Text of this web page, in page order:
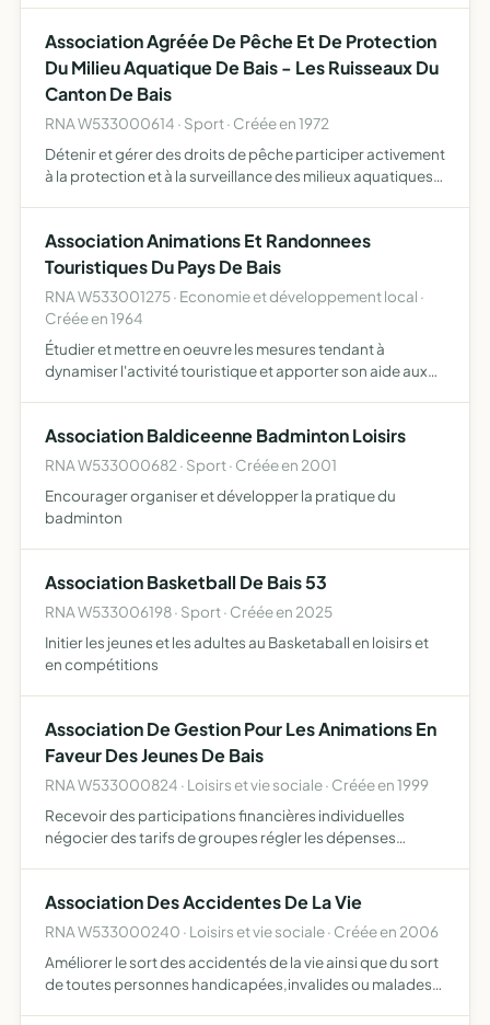
Association Agréée De Pêche Et De Protection
Du Milieu Aquatique De Bais - Les Ruisseaux Du
Canton De Bais
RNA W533000614 · Sport · Créée en 1972
Détenir et gérer des droits de pêche participer activement
à la protection et à la surveillance des milieux aquatiques
Association Animations Et Randonnees
Touristiques Du Pays De Bais
RNA W533001275 · Economie et développement local ·
Créée en 1964
Étudier et mettre en oeuvre les mesures tendant à
dynamiser l'activité touristique et apporter son aide aux
documentati…
Association Baldiceenne Badminton Loisirs
RNA W533000682 · Sport · Créée en 2001
Encourager organiser et développer la pratique du
badminton
Association Basketball De Bais 53
RNA W533006198 · Sport · Créée en 2025
Initier les jeunes et les adultes au Basketaball en loisirs et
en compétitions
Association De Gestion Pour Les Animations En
Faveur Des Jeunes De Bais
RNA W533000824 · Loisirs et vie sociale · Créée en 1999
Recevoir des participations financières individuelles
négocier des tarifs de groupes régler les dépenses
extra …
Association Des Accidentes De La Vie
RNA W533000240 · Loisirs et vie sociale · Créée en 2006
Améliorer le sort des accidentés de la vie ainsi que du sort
de toutes personnes handicapées,invalides ou malades